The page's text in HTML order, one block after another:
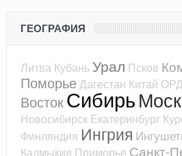
ГЕОГРАФИЯ
Литва Кубань Урал Псков
ПоморьеДагестан Китай
ВостокСибирь
Новосибирск Екатеринбург
Финляндия Ингрия
Калмыкия Приморье Санкт-